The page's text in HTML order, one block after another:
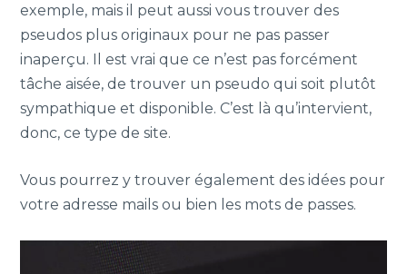
exemple, mais il peut aussi vous trouver des
pseudos plus originaux pour ne pas passer
inaperçu. Il est vrai que ce n’est pas forcément
tâche aisée, de trouver un pseudo qui soit plutôt
sympathique et disponible. C’est là qu’intervient,
donc, ce type de site.
Vous pourrez y trouver également des idées pour
votre adresse mails ou bien les mots de passes.